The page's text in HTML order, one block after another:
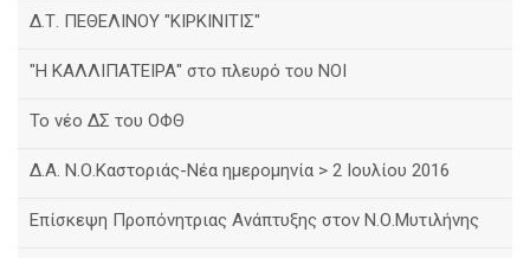
Δ.Τ. ΠΕΘΕΛΙΝΟΥ "ΚΙΡΚΙΝΙΤΙΣ"
"Η ΚΑΛΛΙΠΑΤΕΙΡΑ" στο πλευρό του ΝΟΙ
Το νέο ΔΣ του ΟΦΘ
Δ.Α. Ν.Ο.Καστοριάς-Νέα ημερομηνία > 2 Ιουλίου 2016
Eπίσκεψη Προπόνητριας Ανάπτυξης στον Ν.Ο.Μυτιλήνης